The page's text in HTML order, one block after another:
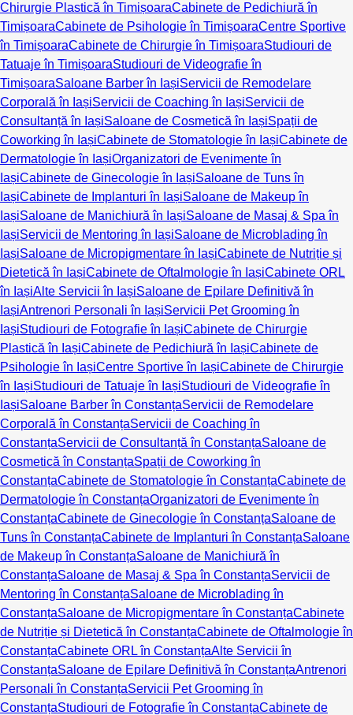
Chirurgie Plastică în TimișoaraCabinete de Pedichiură în
TimișoaraCabinete de Psihologie în TimișoaraCentre Sportive
în TimișoaraCabinete de Chirurgie în TimișoaraStudiouri de
Tatuaje în TimișoaraStudiouri de Videografie în
TimișoaraSaloane Barber în IașiServicii de Remodelare
Corporală în IașiServicii de Coaching în IașiServicii de
Consultanță în IașiSaloane de Cosmetică în IașiSpații de
Coworking în IașiCabinete de Stomatologie în IașiCabinete de
Dermatologie în IașiOrganizatori de Evenimente în
IașiCabinete de Ginecologie în IașiSaloane de Tuns în
IașiCabinete de Implanturi în IașiSaloane de Makeup în
IașiSaloane de Manichiură în IașiSaloane de Masaj & Spa în
IașiServicii de Mentoring în IașiSaloane de Microblading în
IașiSaloane de Micropigmentare în IașiCabinete de Nutriție și
Dietetică în IașiCabinete de Oftalmologie în IașiCabinete ORL
în IașiAlte Servicii în IașiSaloane de Epilare Definitivă în
IașiAntrenori Personali în IașiServicii Pet Grooming în
IașiStudiouri de Fotografie în IașiCabinete de Chirurgie
Plastică în IașiCabinete de Pedichiură în IașiCabinete de
Psihologie în IașiCentre Sportive în IașiCabinete de Chirurgie
în IașiStudiouri de Tatuaje în IașiStudiouri de Videografie în
IașiSaloane Barber în ConstanțaServicii de Remodelare
Corporală în ConstanțaServicii de Coaching în
ConstanțaServicii de Consultanță în ConstanțaSaloane de
Cosmetică în ConstanțaSpații de Coworking în
ConstanțaCabinete de Stomatologie în ConstanțaCabinete de
Dermatologie în ConstanțaOrganizatori de Evenimente în
ConstanțaCabinete de Ginecologie în ConstanțaSaloane de
Tuns în ConstanțaCabinete de Implanturi în ConstanțaSaloane
de Makeup în ConstanțaSaloane de Manichiură în
ConstanțaSaloane de Masaj & Spa în ConstanțaServicii de
Mentoring în ConstanțaSaloane de Microblading în
ConstanțaSaloane de Micropigmentare în ConstanțaCabinete
de Nutriție și Dietetică în ConstanțaCabinete de Oftalmologie în
ConstanțaCabinete ORL în ConstanțaAlte Servicii în
ConstanțaSaloane de Epilare Definitivă în ConstanțaAntrenori
Personali în ConstanțaServicii Pet Grooming în
ConstanțaStudiouri de Fotografie în ConstanțaCabinete de